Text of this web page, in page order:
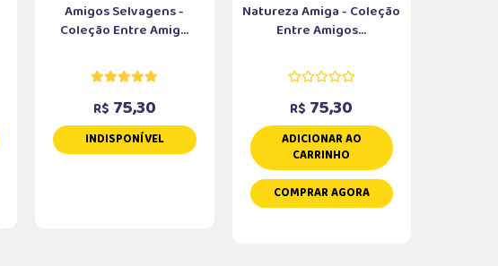
Amigos Selvagens -
Coleção Entre Amig...
R$ 75,30
INDISPONÍVEL
Natureza Amiga - Coleção
Entre Amigos...
R$ 75,30
ADICIONAR AO
CARRINHO
COMPRAR AGORA